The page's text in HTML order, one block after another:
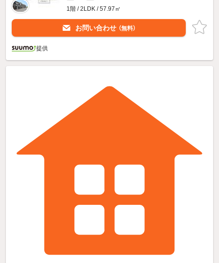
1階 / 2LDK / 57.97㎡
お問い合わせ （無料）
提供